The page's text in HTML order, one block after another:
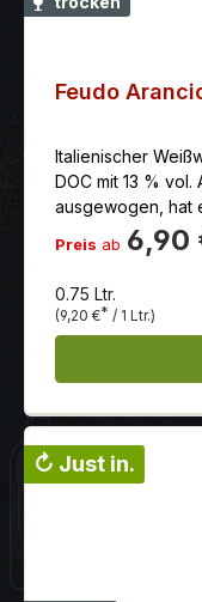
Feudo
Italienischer
DOC mit 13 % vol.
ausgewogen, hat
Abgang ist von
geprägt.Ausbau
Preis ab 6,90
0.75 Ltr.
(9,20 €* / 1 Ltr.)
↻ Just in.